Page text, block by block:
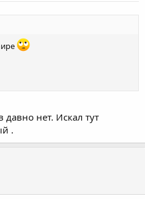
нет. Искал тут
.